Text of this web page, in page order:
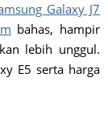
Galaxy J7
bahas, hampir
lebih unggul.
E5 serta harga